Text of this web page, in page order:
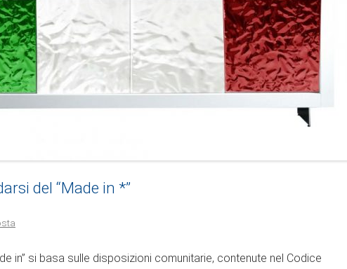
del “Made in *”
in” si basa sulle disposizioni comunitarie, contenute nel Codice